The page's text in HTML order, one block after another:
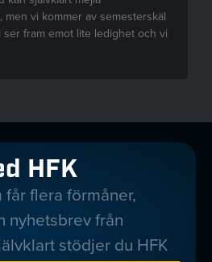
men vi kommer av semesterskäl
fram emot lite ledighet och vi
HFK
flera förmåner,
nyhetsbrev från
stödjer du HFK